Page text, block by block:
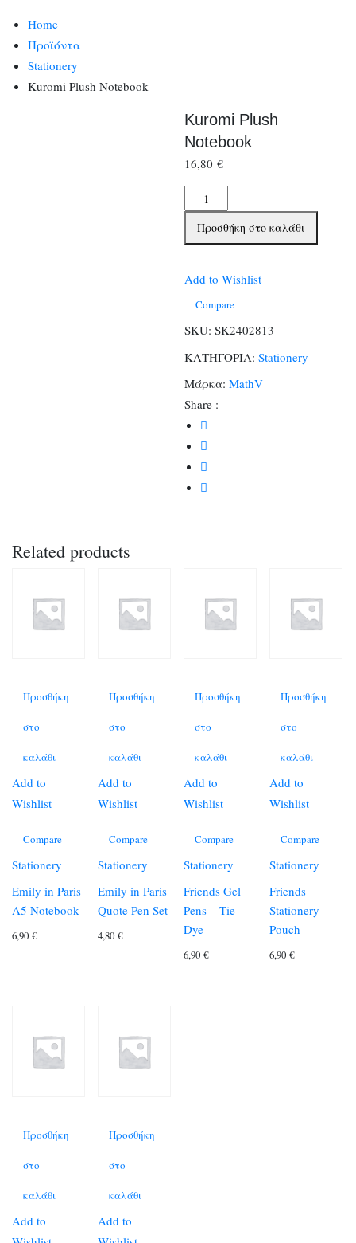
Home
Προϊόντα
Stationery
Kuromi Plush Notebook
Kuromi Plush
Notebook
16,80€
Kuromi
Plush
Notebook
Προσθήκη στο καλάθι
Add to Wishlist
Compare
SKU: SK2402813
ΚΑΤΗΓΟΡΙΑ: Stationery
Μάρκα:MathV
Share :
Related products
Προσθήκη
στο
καλάθι
Add to
Wishlist
Compare
Stationery
Emily in Paris
A5 Notebook
6,90 €
Προσθήκη
στο
καλάθι
Add to
Wishlist
Compare
Stationery
Emily in Paris
Quote Pen Set
4,80€
Προσθήκη
στο
καλάθι
Add to
Wishlist
Compare
Stationery
Friends Gel
Pens – Tie
Dye
6,90€
Προσθήκη
στο
καλάθι
Add to
Wishlist
Compare
Stationery
Friends
Stationery
Pouch
6,90€
Προσθήκη
στο
καλάθι
Add to
Προσθήκη
στο
καλάθι
Add to